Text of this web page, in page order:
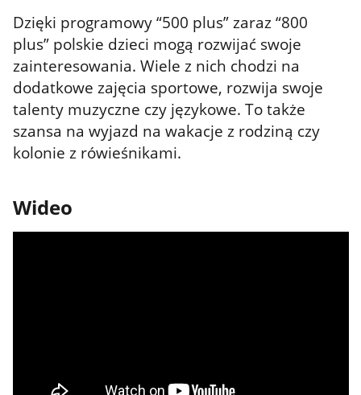
Dzięki programowy “500 plus” zaraz “800
plus” polskie dzieci mogą rozwijać swoje
zainteresowania. Wiele z nich chodzi na
dodatkowe zajęcia sportowe, rozwija swoje
talenty muzyczne czy językowe. To także
szansa na wyjazd na wakacje z rodziną czy
kolonie z rówieśnikami.
Wideo